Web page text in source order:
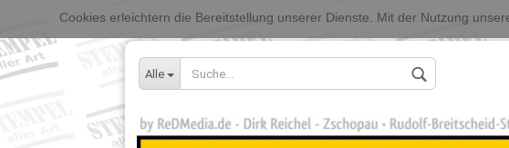
Alle
Cookies erleichtern die Bereitstellung unserer Dienste. Mit der Nutzung